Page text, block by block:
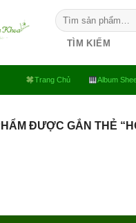
Tìm
kiếm:
TÌM KIẾM
Trang Chủ Album
ĐƯỢC GẮN THẺ